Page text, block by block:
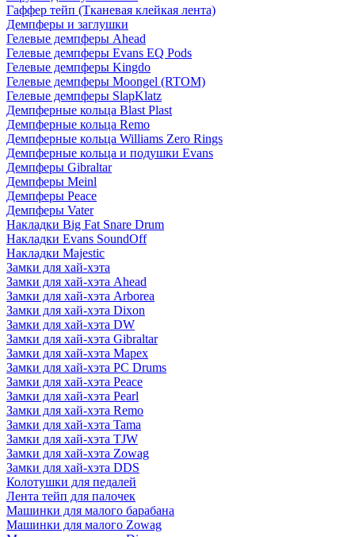
Гаффер тейп (Тканевая клейкая лента)
Демпферы и заглушки
Гелевые демпферы Ahead
Гелевые демпферы Evans EQ Pods
Гелевые демпферы Kingdo
Гелевые демпферы Moongel (RTOM)
Гелевые демпферы SlapKlatz
Демпферные кольца Blast Plast
Демпферные кольца Remo
Демпферные кольца Williams Zero Rings
Демпферные кольца и подушки Evans
Демпферы Gibraltar
Демпферы Meinl
Демпферы Peace
Демпферы Vater
Накладки Big Fat Snare Drum
Накладки Evans SoundOff
Накладки Majestic
Замки для хай-хэта
Замки для хай-хэта Ahead
Замки для хай-хэта Arborea
Замки для хай-хэта Dixon
Замки для хай-хэта DW
Замки для хай-хэта Gibraltar
Замки для хай-хэта Mapex
Замки для хай-хэта PC Drums
Замки для хай-хэта Peace
Замки для хай-хэта Pearl
Замки для хай-хэта Remo
Замки для хай-хэта Tama
Замки для хай-хэта TJW
Замки для хай-хэта Zowag
Замки для хай-хэта DDS
Колотушки для педалей
Лента тейп для палочек
Машинки для малого барабана
Машинки для малого Zowag